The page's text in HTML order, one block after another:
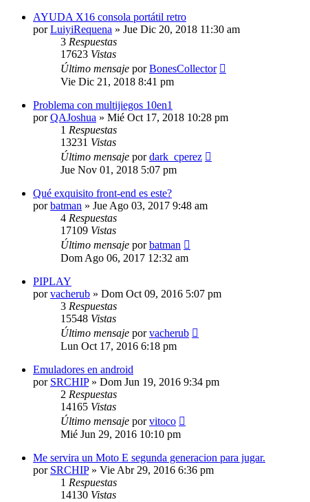
AYUDA X16 consola portátil retro
porLuiyiRequena » Jue Dic 20, 2018 11:30 am
3 Respuestas
17623 Vistas
Último mensaje porBonesCollector
Vie Dic 21, 2018 8:41 pm
Problema con multijiegos 10en1
porQAJoshua » Mié Oct 17, 2018 10:28 pm
1 Respuestas
13231 Vistas
Último mensaje pordark_cperez
Jue Nov 01, 2018 5:07 pm
Qué exquisito front-end es este?
porbatman » Jue Ago 03, 2017 9:48 am
4 Respuestas
17109 Vistas
Último mensaje porbatman
Dom Ago 06, 2017 12:32 am
PIPLAY
porvacherub » Dom Oct 09, 2016 5:07 pm
3 Respuestas
15548 Vistas
Último mensaje porvacherub
Lun Oct 17, 2016 6:18 pm
Emuladores en android
por SRCHIP» Dom Jun 19, 2016 9:34 pm
2 Respuestas
14165 Vistas
Último mensaje porvitoco
Mié Jun 29, 2016 10:10 pm
Me servira un Moto E segunda generacion para jugar.
por SRCHIP» Vie Abr 29, 2016 6:36 pm
1 Respuestas
14130 Vistas